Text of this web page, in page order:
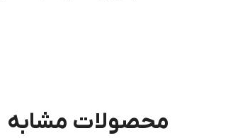
محصولات مشابه